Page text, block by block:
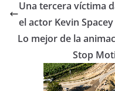
b
o
o
k
A
p
p
Una tercera víctima
el actor Kevin
Lo mejor de la
Stop